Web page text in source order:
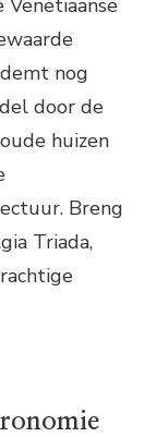
nog
door de
huizen
Breng
Triada,